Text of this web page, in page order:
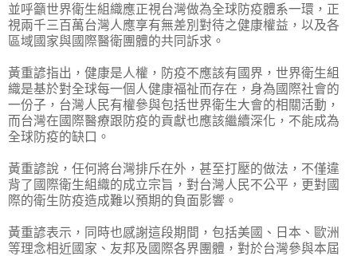
並呼籲世界衛生組織應正視台灣做為全球防疫體系一環，正
視兩千三百萬台灣人應享有無差別對待之健康權益，以及各
區域國家與國際醫衛團體的共同訴求。
黃重諺指出，健康是人權，防疫不應該有國界，世界衛生組
織是基於對全球每一個人健康福祉而存在，身為國際社會的
一份子，台灣人民有權參與包括世界衛生大會的相關活動，
而台灣在國際醫療跟防疫的貢獻也應該繼續深化，不能成為
全球防疫的缺口。
黃重諺說，任何將台灣排斥在外，甚至打壓的做法，不僅違
背了國際衛生組織的成立宗旨，對台灣人民不公平，更對國
際的衛生防疫造成難以預期的負面影響。
黃重諺表示，同時也感謝這段期間，包括美國、日本、歐洲
等理念相近國家、友邦及國際各界團體，對於台灣參與本屆